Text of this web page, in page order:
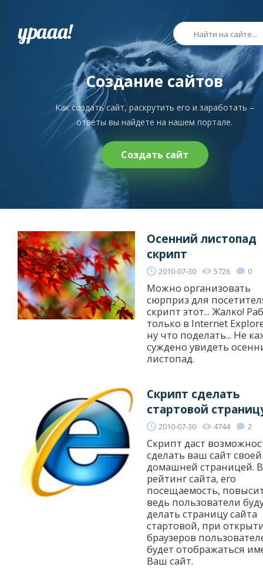
Создание сайтов
Как создать сайт, раскрутить его и заработать –
ответы вы найдете на нашем портале.
Создать сайт
Осенний листопад
скрипт
2010-07-30 5726 0
Можно организовать
сюрприз для
скрипт этот... Жалко!
только в Internet
ну что поделать... Не
суждено увидеть
листопад.
Скрипт сделать
стартовой
2010-07-30 4744 2
Скрипт даст
сделать ваш сайт своей
домашней страницей.
рейтинг сайта, его
посещаемость,
ведь пользователи
делать страницу сайта
стартовой, при
браузеров
будет отображаться
Ваш сайт.